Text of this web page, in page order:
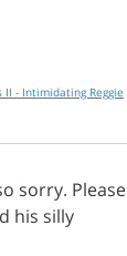
II - Intimidating Reggie
sorry. Please
his silly